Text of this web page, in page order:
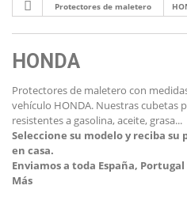
Protectores de maletero
HONDA
Protectores de maletero con
vehículo HONDA. Nuestras cubetas
resistentes a gasolina, aceite, grasa...
Seleccione su modelo y reciba
en casa.
Enviamos a toda España,
Más